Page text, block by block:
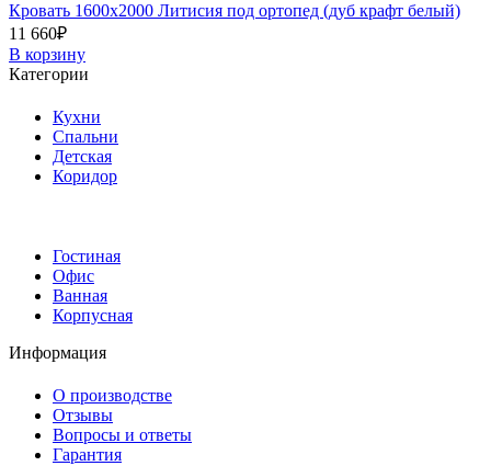
Кровать 1600х2000 Литисия под ортопед (дуб крафт белый)
11 660₽
В корзину
Категории
Кухни
Спальни
Детская
Коридор
Гостиная
Офис
Ванная
Корпусная
Информация
О производстве
Отзывы
Вопросы и ответы
Гарантия